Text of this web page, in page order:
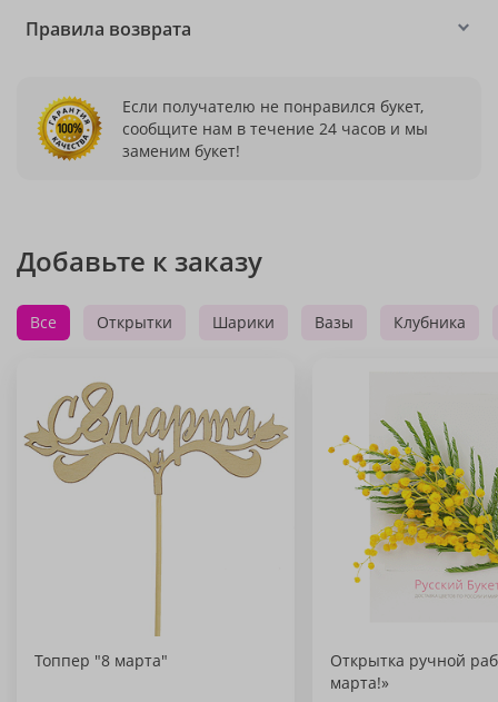
Правила возврата
Если получателю не понравился букет,
сообщите нам в течение 24 часов и мы
заменим букет!
Добавьте к заказу
Все Открытки Шарики Вазы Клубника
Топпер "8 марта"
Открытка ручной
марта!»